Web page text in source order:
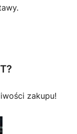
zakupu!